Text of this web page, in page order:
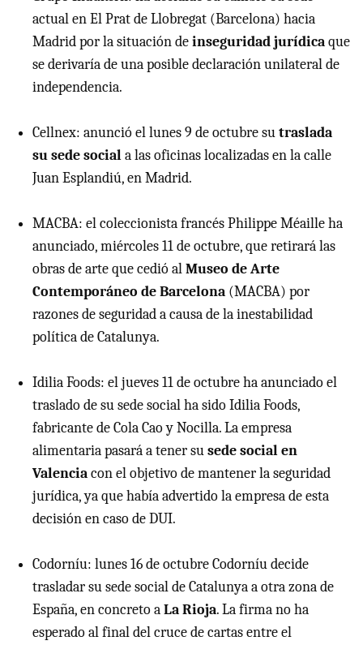
actual en El Prat de Llobregat (Barcelona) hacia
Madrid por la situación deinseguridad jurídicaque
se derivaría de una posible declaración unilateral de
independencia.
Cellnex: anunció el lunes 9 de octubre sutraslada
su sede sociala las oficinas localizadas en la calle
Juan Esplandiú, en Madrid.
MACBA: el coleccionista francés Philippe Méaille ha
anunciado, miércoles 11 de octubre, que retirará las
obras de arte que cedió alMuseo de Arte
Contemporáneo de Barcelona (MACBA) por
razones de seguridad a causa de la inestabilidad
política de Catalunya.
Idilia Foods: el jueves 11 de octubre ha anunciado el
traslado de su sede social ha sido Idilia Foods,
fabricante de Cola Cao y Nocilla. La empresa
alimentaria pasará a tener susede social en
Valenciacon el objetivo de mantener la seguridad
jurídica, ya que había advertido la empresa de esta
decisión en caso de DUI.
Codorníu: lunes 16 de octubre Codorníu decide
trasladar su sede social de Catalunya a otra zona de
España, en concreto aLa Rioja. La firma no ha
esperado al final del cruce de cartas entre el